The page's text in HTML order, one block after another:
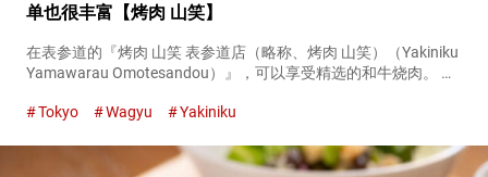
单也很丰富【烤肉 山笑】
在表参道的『烤肉 山笑 表参道店（略称、烤肉 山笑）（Yakiniku
Yamawarau Omotesandou）』，可以享受精选的和牛烧肉。 您
葱咸牛舌盐（Negi-Tan Sh...
Tokyo Wagyu Yakiniku